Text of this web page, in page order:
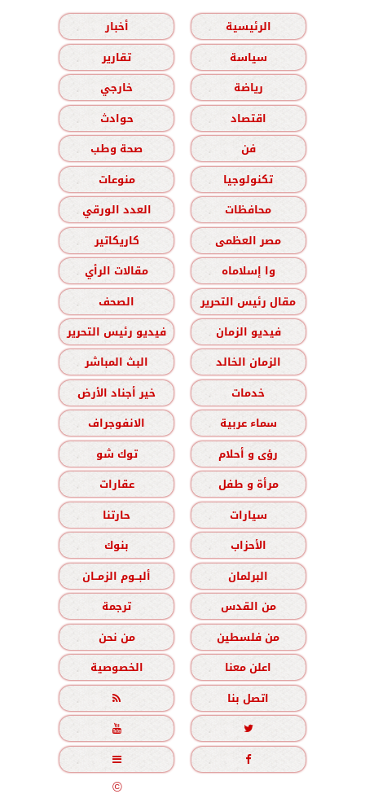
الرئيسية
أخبار
سياسة
تقارير
رياضة
خارجي
اقتصاد
حوادث
فن
صحة وطب
تكنولوجيا
منوعات
محافظات
العدد الورقي
مصر العظمى
كاريكاتير
وا إسلاماه
مقالات الرأي
مقال رئيس التحرير
الصحف
فيديو الزمان
فيديو رئيس التحرير
الزمان الخالد
البث المباشر
خدمات
خير أجناد الأرض
سماء عربية
الانفوجراف
رؤى و أحلام
توك شو
مرأة و طفل
عقارات
سيارات
حارتنا
الأحزاب
بنوك
البرلمان
ألبــوم الزمــان
من القدس
ترجمة
من فلسطين
من نحن
اعلن معنا
الخصوصية
اتصل بنا





جميع الحقوق محفوظة©